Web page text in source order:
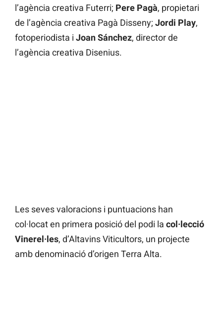
l’agència creativa Futerri; Pere Pagà, propietari
de l’agència creativa Pagà Disseny; Jordi Play,
fotoperiodista i Joan Sánchez, director de
l’agència creativa Disenius.
Les seves valoracions i puntuacions han
col·locat en primera posició del podi la col·lecció
Vinerel·les, d’Altavins Viticultors, un projecte
amb denominació d’origen Terra Alta.